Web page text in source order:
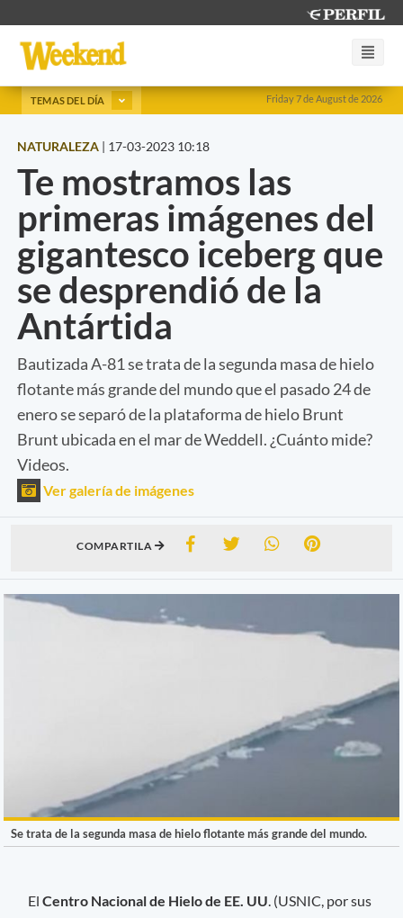
Friday 7 de August de 2026
TEMAS DEL DÍA
NATURALEZA | 17-03-2023 10:18
Te mostramos las
primeras imágenes del
gigantesco iceberg que
se desprendió de la
Antártida
Bautizada A-81 se trata de la segunda masa de hielo
flotante más grande del mundo que el pasado 24 de
enero se separó de la plataforma de hielo Brunt
Brunt ubicada en el mar de Weddell. ¿Cuánto mide?
Videos.
Ver galería de imágenes
COMPARTILA
Se trata de la segunda masa de hielo flotante más grande del mundo.
ElCentro Nacional de Hielo de EE. UU . (USNIC, por sus